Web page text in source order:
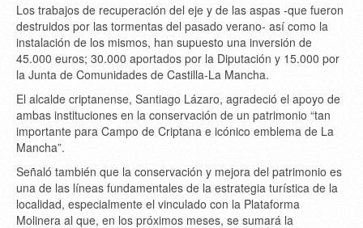
Los trabajos de recuperación del eje y de las aspas -que fueron
destruidos por las tormentas del pasado verano- así como la
instalación de los mismos, han supuesto una inversión de
45.000 euros; 30.000 aportados por la Diputación y 15.000 por
la Junta de Comunidades de Castilla-La Mancha.
El alcalde criptanense, Santiago Lázaro, agradeció el apoyo de
ambas instituciones en la conservación de un patrimonio “tan
importante para Campo de Criptana e icónico emblema de La
Mancha”.
Señaló también que la conservación y mejora del patrimonio es
una de las líneas fundamentales de la estrategia turística de la
localidad, especialmente el vinculado con la Plataforma
Molinera al que, en los próximos meses, se sumará la